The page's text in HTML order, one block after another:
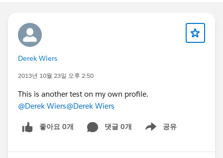
Derek Wiers
2013년 10월 23일 오후 2:50
This is another test on my own profile.
@Derek Wiers@Derek Wiers
좋아요 0개 댓글 0개 공유
Show menu